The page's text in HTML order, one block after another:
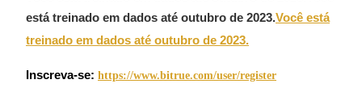
está treinado em dados até outubro de 2023.Você está
treinado em dados até outubro de 2023.
Inscreva-se: https://www.bitrue.com/user/register